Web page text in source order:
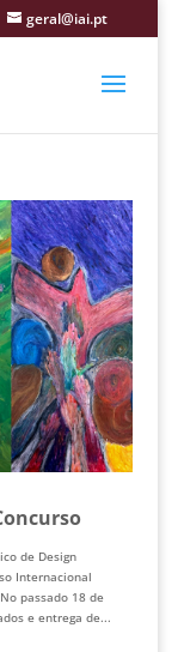
geral@iai.pt
de Design
Internacional
passado 18 de
e entrega de...